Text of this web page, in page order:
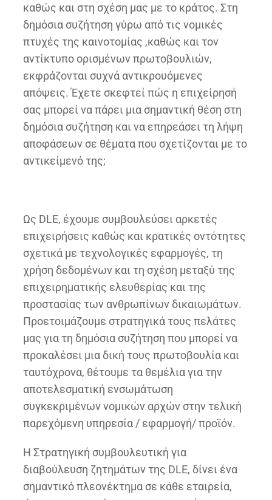
καθώς και στη σχέση μας με το κράτος. Στη
δημόσια συζήτηση γύρω από τις νομικές
πτυχές της καινοτομίας ,καθώς και τον
αντίκτυπο ορισμένων πρωτοβουλιών,
εκφράζονται συχνά αντικρουόμενες
απόψεις. Έχετε σκεφτεί πώς η επιχείρησή
σας μπορεί να πάρει μια σημαντική θέση στη
δημόσια συζήτηση και να επηρεάσει τη λήψη
αποφάσεων σε θέματα που σχετίζονται με το
αντικείμενό της;
Ως DLE, έχουμε συμβουλεύσει αρκετές
επιχειρήσεις καθώς και κρατικές οντότητες
σχετικά με τεχνολογικές εφαρμογές, τη
χρήση δεδομένων και τη σχέση μεταξύ της
επιχειρηματικής ελευθερίας και της
προστασίας των ανθρωπίνων δικαιωμάτων.
Προετοιμάζουμε στρατηγικά τους πελάτες
μας για τη δημόσια συζήτηση που μπορεί να
προκαλέσει μια δική τους πρωτοβουλία και
ταυτόχρονα, θέτουμε τα θεμέλια για την
αποτελεσματική ενσωμάτωση
συγκεκριμένων νομικών αρχών στην τελική
παρεχόμενη υπηρεσία / εφαρμογή/ προϊόν.
Η Στρατηγική συμβουλευτική για
διαβούλευση ζητημάτων της DLE, δίνει ένα
σημαντικό πλεονέκτημα σε κάθε εταιρεία,